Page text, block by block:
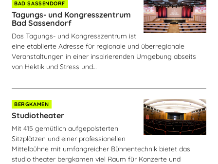
BAD SASSENDORF
Tagungs- und Kongresszentrum
Bad Sassendorf
Das Tagungs- und Kongresszentrum ist
eine etablierte Adresse für regionale und überre­gionale
Veranstaltungen in einer inspirierenden Umgebung abseits
von Hektik und Stress und…
BERGKAMEN
Studiotheater
Mit 415 gemütlich aufgepolsterten
Sitzplätzen und einer professionellen
Mittelbühne mit umfangreicher Bühnentechnik bietet das
studio theater bergkamen viel Raum für Konzerte und